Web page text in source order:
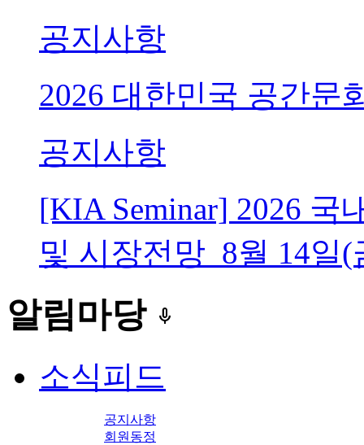
공지사항
2026 대한민국 공간문
공지사항
[KIA Seminar] 2026 국
및 시장전망_8월 14일(
알림마당 keyboard_voice
소식피드
공지사항
회원동정